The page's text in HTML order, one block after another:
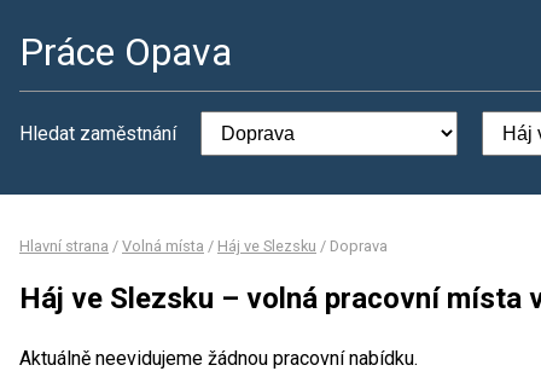
Práce Opava
Hledat zaměstnání
Hlavní strana / Volná místa / Háj ve Slezsku / Doprava
Háj ve Slezsku – volná pracovní místa
Aktuálně neevidujeme žádnou pracovní nabídku.